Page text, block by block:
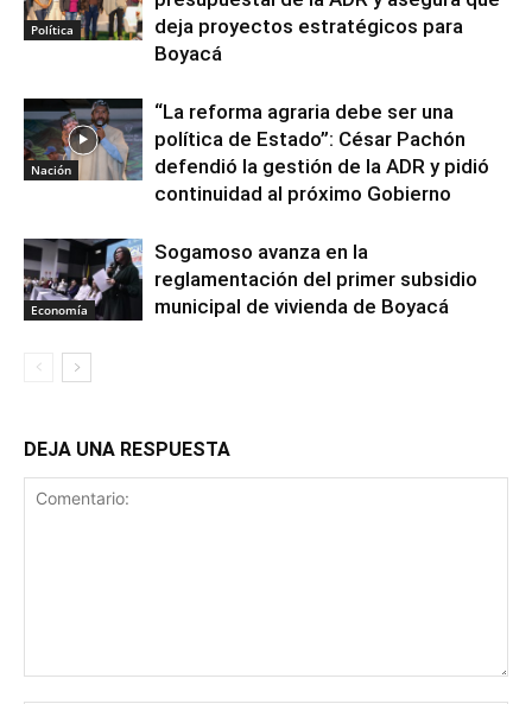
Política
deja proyectos estratégicos para
Boyacá
Nación
“La reforma agraria debe ser una
política de Estado”: César Pachón
defendió la gestión de la ADR y pidió
continuidad al próximo Gobierno
Economía
Sogamoso avanza en la
reglamentación del primer subsidio
municipal de vivienda de Boyacá
DEJA UNA RESPUESTA